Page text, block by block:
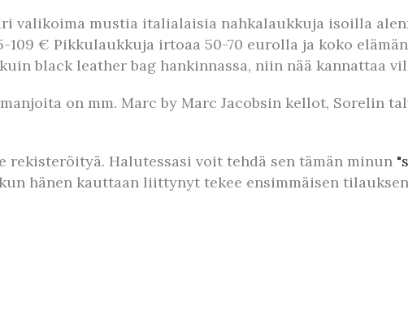
valikoima mustia italialaisia nahkalaukkuja isoilla
€ Pikkulaukkuja irtoaa 50-70 eurolla ja koko
black leather bag hankinnassa, niin nää kannattaa
on mm. Marc by Marc Jacobsin kellot, Sorelin
rekisteröityä. Halutessasi voit tehdä sen tämän minun
hänen kauttaan liittynyt tekee ensimmäisen